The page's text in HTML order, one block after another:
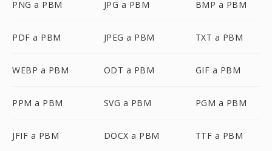
PNG a PBM JPG a PBM BMP a PBM
PDF a PBM JPEG a PBM TXT a PBM
WEBP a PBM ODT a PBM GIF a PBM
PPM a PBM SVG a PBM PGM a PBM
JFIF a PBM DOCX a PBM TTF a PBM